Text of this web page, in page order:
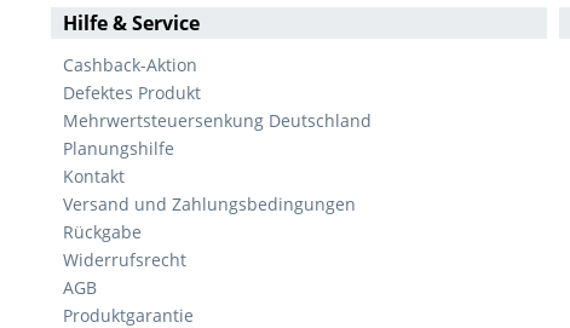
Hilfe & Service
Cashback-Aktion
Defektes Produkt
Mehrwertsteuersenkung Deutschland
Planungshilfe
Kontakt
Versand und Zahlungsbedingungen
Rückgabe
Widerrufsrecht
AGB
Produktgarantie